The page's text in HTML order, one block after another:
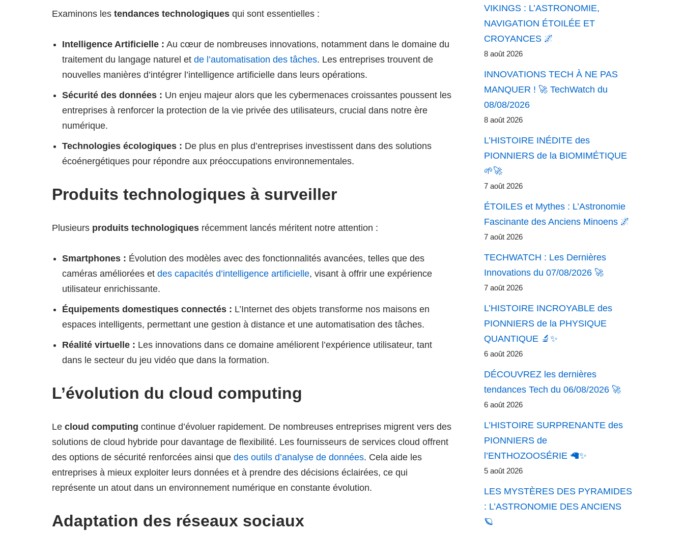
Examinons les tendances technologiques qui sont essentielles :
Intelligence Artificielle : Au cœur de nombreuses innovations, notamment dans le domaine du
traitement du langage naturel et de l’automatisation des tâches. Les entreprises trouvent de
nouvelles manières d’intégrer l’intelligence artificielle dans leurs opérations.
Sécurité des données : Un enjeu majeur alors que les cybermenaces croissantes poussent les
entreprises à renforcer la protection de la vie privée des utilisateurs, crucial dans notre ère
numérique.
Technologies écologiques : De plus en plus d’entreprises investissent dans des solutions
écoénergétiques pour répondre aux préoccupations environnementales.
Produits technologiques à surveiller
Plusieurs produits technologiques récemment lancés méritent notre attention :
Smartphones : Évolution des modèles avec des fonctionnalités avancées, telles que des
caméras améliorées et des capacités d’intelligence artificielle, visant à offrir une expérience
utilisateur enrichissante.
Équipements domestiques connectés : L’Internet des objets transforme nos maisons en
espaces intelligents, permettant une gestion à distance et une automatisation des tâches.
Réalité virtuelle : Les innovations dans ce domaine améliorent l’expérience utilisateur, tant
dans le secteur du jeu vidéo que dans la formation.
L’évolution du cloud computing
Le cloud computing continue d’évoluer rapidement. De nombreuses entreprises migrent vers des
solutions de cloud hybride pour davantage de flexibilité. Les fournisseurs de services cloud offrent
des options de sécurité renforcées ainsi que des outils d’analyse de données. Cela aide les
entreprises à mieux exploiter leurs données et à prendre des décisions éclairées, ce qui
représente un atout dans un environnement numérique en constante évolution.
Adaptation des réseaux sociaux
VIKINGS : L’ASTRONOMIE,
NAVIGATION ÉTOILÉE ET
CROYANCES 🌌
8 août 2026
INNOVATIONS TECH À NE PAS
MANQUER ! 🚀 TechWatch du
08/08/2026
8 août 2026
L’HISTOIRE INÉDITE des
PIONNIERS de la BIOMIMÉTIQUE
🌱🚀
7 août 2026
ÉTOILES et Mythes : L’Astronomie
Fascinante des Anciens Minoens 🌌
7 août 2026
TECHWATCH : Les Dernières
Innovations du 07/08/2026 🚀
7 août 2026
L’HISTOIRE INCROYABLE des
PIONNIERS de la PHYSIQUE
QUANTIQUE 🔬✨
6 août 2026
DÉCOUVREZ les dernières
tendances Tech du 06/08/2026 🚀
6 août 2026
L’HISTOIRE SURPRENANTE des
PIONNIERS de
l’ENTHOZOOSÉRIE 🦙✨
5 août 2026
LES MYSTÈRES DES PYRAMIDES
: L’ASTRONOMIE DES ANCIENS
🪐